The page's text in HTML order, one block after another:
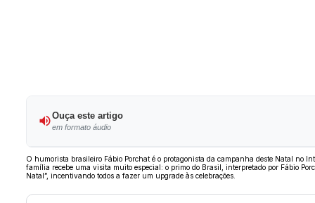
Ouça este artigo
em formato áudio
O humorista brasileiro Fábio Porchat é o protagonista da campanha deste Natal no
família recebe uma visita muito especial: o primo do Brasil, interpretado por Fábio
Natal”, incentivando todos a fazer um upgrade às celebrações.